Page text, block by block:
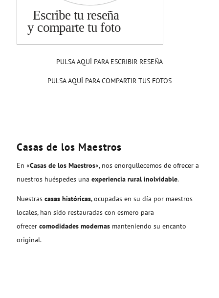
PULSA AQUÍ PARA ESCRIBIR RESEÑA
PULSA AQUÍ PARA COMPARTIR TUS FOTOS
Casas de los Maestros
En «Casas de los Maestros«, nos enorgullecemos de ofrecer a
nuestros huéspedes una experiencia rural inolvidable.
Nuestras casas históricas, ocupadas en su día por maestros
locales, han sido restauradas con esmero para
ofrecer comodidades modernasmanteniendo su encanto
original.